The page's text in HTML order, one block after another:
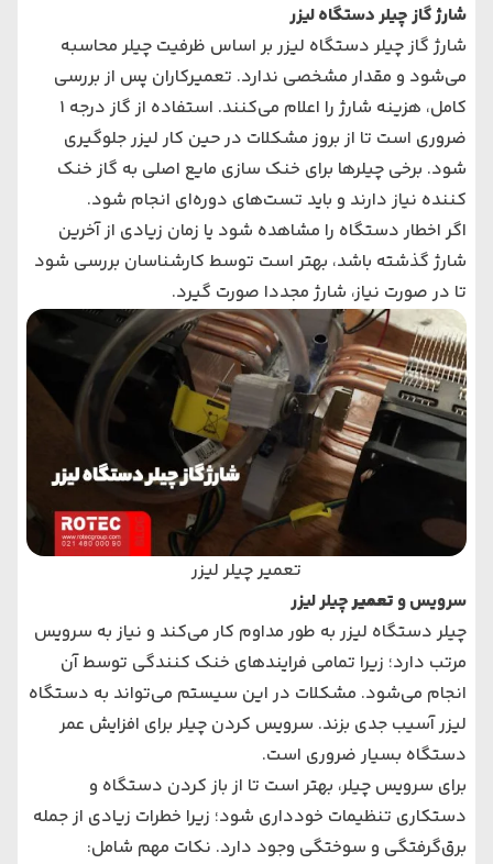
شارژ گاز چیلر دستگاه لیزر
شارژ گاز چیلر دستگاه لیزر بر اساس ظرفیت چیلر محاسبه
می‌شود و مقدار مشخصی ندارد. تعمیرکاران پس از بررسی
کامل، هزینه شارژ را اعلام می‌کنند. استفاده از گاز درجه 1
ضروری است تا از بروز مشکلات در حین کار لیزر جلوگیری
شود. برخی چیلرها برای خنک‌ سازی مایع اصلی به گاز خنک‌
کننده نیاز دارند و باید تست‌های دوره‌ای انجام شود.
اگر اخطار دستگاه را مشاهده شود یا زمان زیادی از آخرین
شارژ گذشته باشد، بهتر است توسط کارشناسان بررسی شود
تا در صورت نیاز، شارژ مجددا صورت گیرد.
تعمیر چیلر لیزر
سرویس و تعمیرچیلر لیزر
چیلر دستگاه لیزر به طور مداوم کار می‌کند و نیاز به سرویس
مرتب دارد؛ زیرا تمامی فرایندهای خنک‌ کنندگی توسط آن
انجام می‌شود. مشکلات در این سیستم می‌تواند به دستگاه
لیزر آسیب جدی بزند. سرویس کردن چیلر برای افزایش عمر
دستگاه بسیار ضروری است.
برای سرویس چیلر، بهتر است تا از باز کردن دستگاه و
دستکاری تنظیمات خودداری شود؛ زیرا خطرات زیادی از جمله
برق‌گرفتگی و سوختگی وجود دارد. نکات مهم شامل: